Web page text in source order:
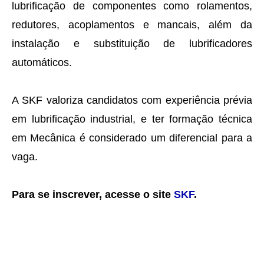
lubrificação de componentes como rolamentos,
redutores, acoplamentos e mancais, além da
instalação e substituição de lubrificadores
automáticos.
A SKF valoriza candidatos com experiência prévia
em lubrificação industrial, e ter formação técnica
em Mecânica é considerado um diferencial para a
vaga.
Para se inscrever, acesse o site SKF.